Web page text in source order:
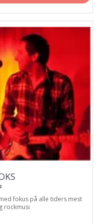
fokus på alle tiders mest
rockmusi